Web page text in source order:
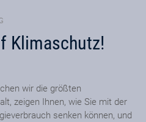
Klimaschutz!
wir die größten
zeigen Ihnen, wie Sie mit der
senken können, und